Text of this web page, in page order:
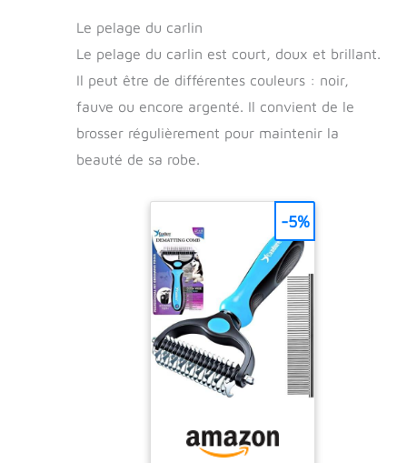
Le pelage du carlin
Le pelage du carlin est court, doux et brillant.
Il peut être de différentes couleurs : noir,
fauve ou encore argenté. Il convient de le
brosser régulièrement pour maintenir la
beauté de sa robe.
-5%